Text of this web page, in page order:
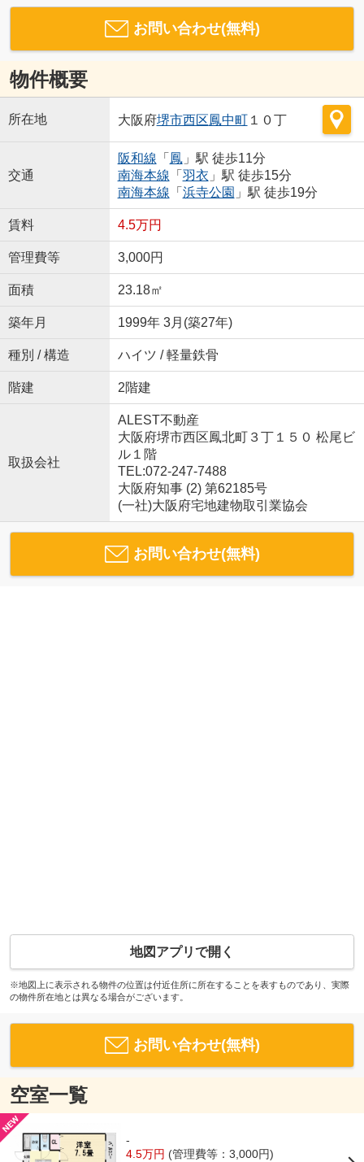
お問い合わせ(無料)
物件概要
所在地 大阪府堺市西区鳳中町１０丁
交通
阪和線 「 鳳」駅 徒歩11分
南海本線 「 羽衣 」駅 徒歩15分
南海本線 「 浜寺公園 」駅 徒歩19分
賃料 4.5万円
管理費等 3,000円
面積 23.18㎡
築年月 1999年 3月(築27年)
種別 / 構造 ハイツ / 軽量鉄骨
階建 2階建
取扱会社
ALEST不動産
大阪府堺市西区鳳北町３丁１５０ 松尾ビ
ル１階
TEL:072-247-7488
大阪府知事 (2) 第62185号
(一社)大阪府宅地建物取引業協会
お問い合わせ(無料)
地図アプリで開く
※地図上に表示される物件の位置は付近住所に所在することを表すものであり、実際
の物件所在地とは異なる場合がございます。
お問い合わせ(無料)
空室一覧
-
4.5万円 (管理費等：3,000円)